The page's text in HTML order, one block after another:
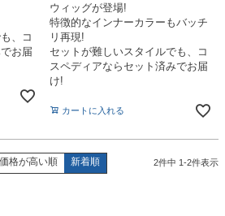
、コ
お届
ウィッグが登場!
特徴的なインナーカラーもバッチ
リ再現!
セットが難しいスタイルでも、コ
スペディアならセット済みでお届
け!
カートに入れる
価格が高い順 新着順 2件中 1 -2件表示